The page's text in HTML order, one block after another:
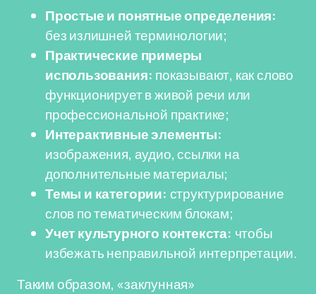
Простые и понятные определения:
без излишней терминологии;
Практические примеры
использования: показывают, как слово
функционирует в живой речи или
профессиональной практике;
Интерактивные элементы:
изображения, аудио, ссылки на
дополнительные материалы;
Темы и категории: структурирование
слов по тематическим блокам;
Учет культурного контекста: чтобы
избежать неправильной интерпретации.
Таким образом, «заклунная»